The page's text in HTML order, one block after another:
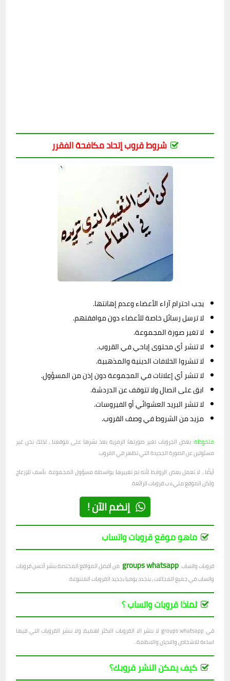
شروط قروب إتحاد مكافحة الفقرر
يجب احترام آراء الأعضاء وعدم إهانتها.
لا ترسل رسائل خاصة للأعضاء دون موافقتهم.
لا تغير صورة المجموعة.
لا تنشر أي محتوى إباحي في القروب.
لا تنشروا الخلافات الدينية والمذهبية.
لا تنشر أي إعلانات في المجموعة دون إذن من المسؤول.
ابق على اتصال ولا تتوقف عن الدردشة.
لا تنشر البريد العشوائي أو الفيروسات.
مزيد من الشروط في وصف القروب.
ملحوظة: بعض الجروبات تغير صورتها الرمزية بعد نشرها على موقعنا ، لذلك نحن غير
مسئولين عن الصورة الجديدة التي تظهر في القروب.
أيضًا ، لا تعمل بعض الروابط لأنه تم تغييرها بواسطة مسؤول المجموعة. نأسف للإزعاج
ولكن الموقع مليء ب قروبات الرائعة.
إنضم الآن !
ماهو موقع قروبات واتساب
قروبات واتساب groups whatsapp من أفضل المواقع المختصة بنشر أحسن قروبات
واتساب في جميع المجالات ، بتجدد يوميا بجديد القروبات المتنوعة.
لماذا قروبات واتساب ؟
في groups whatsapp لا ننشر الا القروبات الاكثر اهمية، ولا ننشر القروبات التي فيها
اساءة للاشخاص والاديان والانظمة...
كيف يمكن النشر قروبك؟